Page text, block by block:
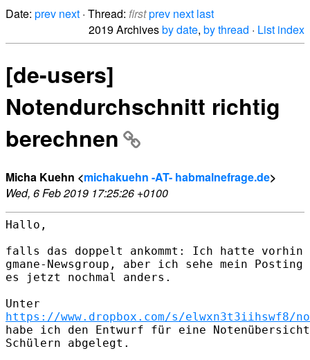
Date: prev next · Thread: firstprev next last
2019 Archivesby date, by thread · List index
[de-users]
Notendurchschnitt richtig
berechnen
Micha Kuehn <michakuehn -AT- habmalnefrage.de>
Wed, 6 Feb 2019 17:25:26 +0100
Hallo,
falls das doppelt ankommt: Ich hatte vorhin
gmane-Newsgroup, aber ich sehe mein
es jetzt nochmal anders.
https://www.dropbox.com/s/elwxn3t3iihswf8/
habe ich den Entwurf für eine
Schülern abgelegt.